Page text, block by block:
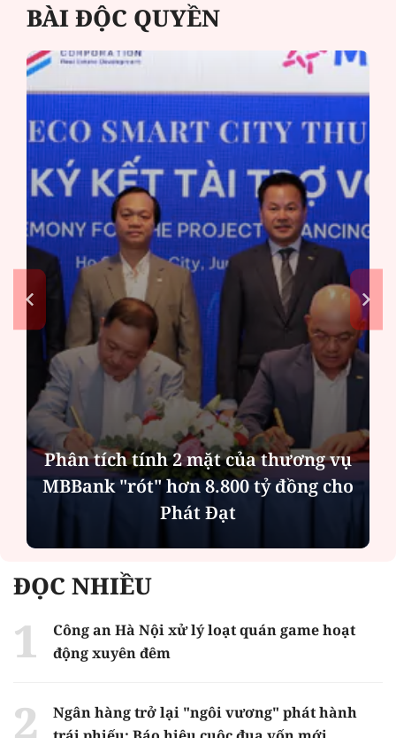
BÀI ĐỘC QUYỀN
Bản án cho kẻ làm chết người cùng
phe khi hỗn chiến
ĐỌC NHIỀU
Công an Hà Nội xử lý loạt quán game hoạt
động xuyên đêm
Ngân hàng trở lại "ngôi vương" phát hành